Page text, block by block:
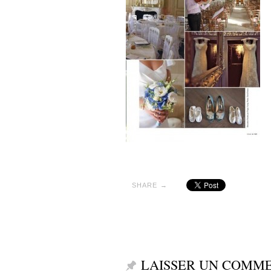
SHARE →
LAISSER UN